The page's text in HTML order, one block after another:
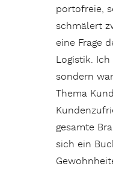
portofreie,
schmälert
eine Frage
Logistik.
sondern
Thema
gesamte
sich ein